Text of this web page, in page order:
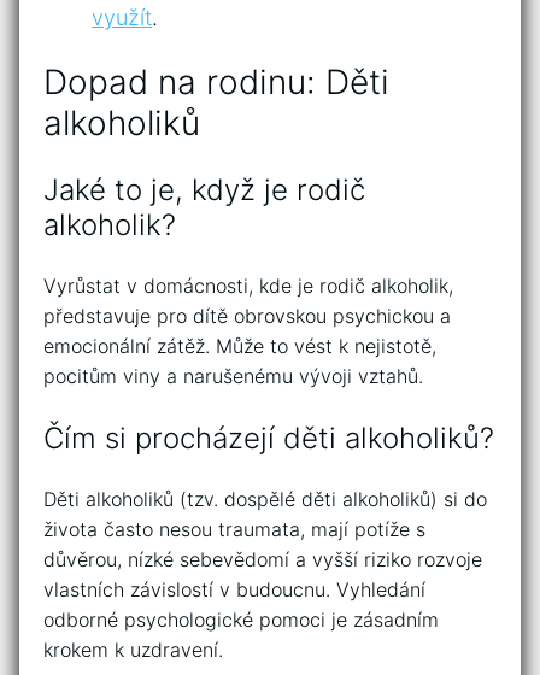
využít.
Dopad na rodinu: Děti
alkoholiků
Jaké to je, když je rodič
alkoholik?
Vyrůstat v domácnosti, kde je rodič alkoholik,
představuje pro dítě obrovskou psychickou a
emocionální zátěž. Může to vést k nejistotě,
pocitům viny a narušenému vývoji vztahů.
Čím si procházejí děti alkoholiků?
Děti alkoholiků (tzv. dospělé děti alkoholiků) si do
života často nesou traumata, mají potíže s
důvěrou, nízké sebevědomí a vyšší riziko rozvoje
vlastních závislostí v budoucnu. Vyhledání
odborné psychologické pomoci je zásadním
krokem k uzdravení.